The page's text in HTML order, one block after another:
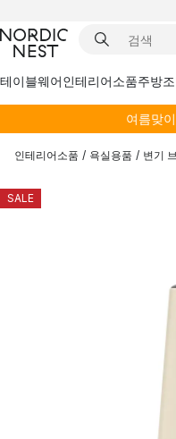
테이블웨어인테리어소품주방
여름맞
인테리어소품 / 욕실용품 / 변기
SALE